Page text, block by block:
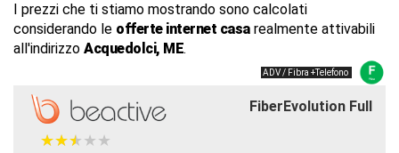
I prezzi che ti stiamo mostrando sono calcolati
considerando le offerte internet casarealmente attivabili
all'indirizzo Acquedolci, ME.
ADV / Fibra +Telefono
FiberEvolution Full
★★★★★
★★★★★